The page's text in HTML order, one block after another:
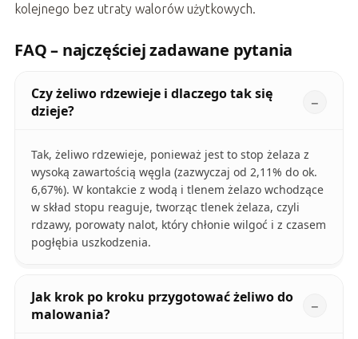
kolejnego bez utraty walorów użytkowych.
FAQ – najczęściej zadawane pytania
Czy żeliwo rdzewieje i dlaczego tak się
dzieje?
Tak, żeliwo rdzewieje, ponieważ jest to stop żelaza z
wysoką zawartością węgla (zazwyczaj od 2,11% do ok.
6,67%). W kontakcie z wodą i tlenem żelazo wchodzące
w skład stopu reaguje, tworząc tlenek żelaza, czyli
rdzawy, porowaty nalot, który chłonie wilgoć i z czasem
pogłębia uszkodzenia.
Jak krok po kroku przygotować żeliwo do
malowania?